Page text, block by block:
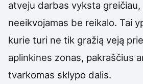
atveju darbas vyksta greičiau,
neeikvojamas be reikalo. Tai
kurie turi ne tik gražią veją
aplinkines zonas, pakraščius
tvarkomas sklypo dalis.